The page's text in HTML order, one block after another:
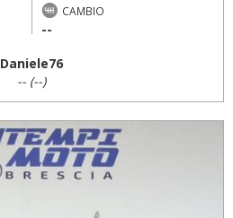
CAMBIO
--
Daniele76
-- (--)